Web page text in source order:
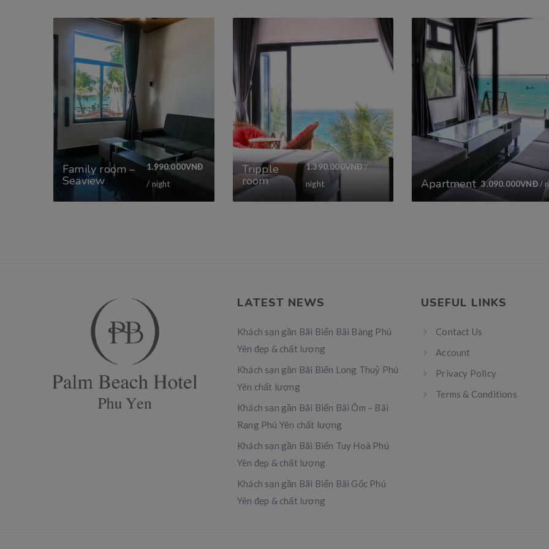
Family room –
Seaview
1.990.000VNĐ
/ night
Tripple
room
1.390.000VNĐ/
night
Apartment 3.090.000VNĐ/
LATEST NEWS
Khách sạn gần Bãi Biển Bãi Bàng Phú
Yên đẹp & chất lượng
Khách sạn gần Bãi Biển Long Thuỷ Phú
Yên chất lượng
Khách sạn gần Bãi Biển Bãi Ôm – Bãi
Rạng Phú Yên chất lượng
Khách sạn gần Bãi Biển Tuy Hoà Phú
Yên đẹp & chất lượng
Khách sạn gần Bãi Biển Bãi Gốc Phú
Yên đẹp & chất lượng
USEFUL LINKS
Contact Us
Account
Privacy Policy
Terms & Conditions